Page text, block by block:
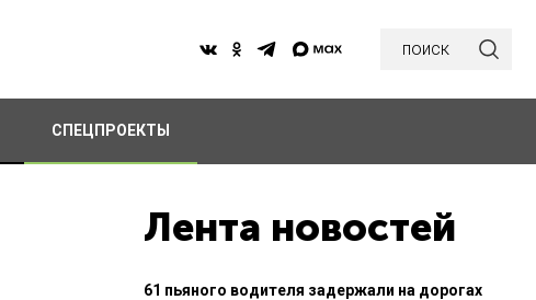
поиск
СПЕЦПРОЕКТЫ
Лента новостей
61 пьяного водителя задержали на дорогах